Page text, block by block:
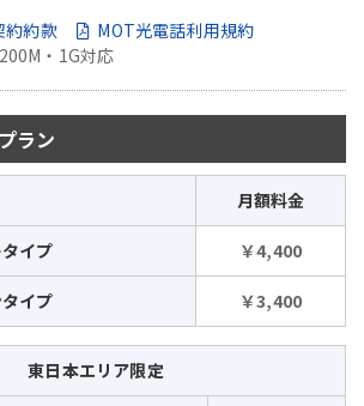
約約款
MOT光電話利用規約
・1G対応
ラン
月額料金
イプ ￥4,400
イプ ￥3,400
東日本エリア限定